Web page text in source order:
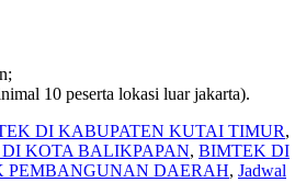
10 peserta lokasi luar jakarta).
DI KABUPATEN KUTAI TIMUR,
KOTA BALIKPAPAN, BIMTEK DI
PEMBANGUNAN DAERAH, Jadwal